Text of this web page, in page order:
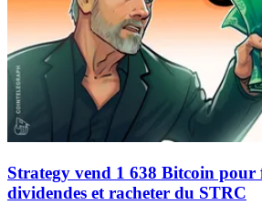
Strategy vend 1 638 Bitcoin pour
dividendes et racheter du STRC